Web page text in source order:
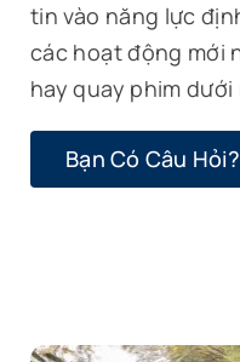
tin vào năng lực
các hoạt động mới
hay quay phim dưới
Bạn Có Câu Hỏi?